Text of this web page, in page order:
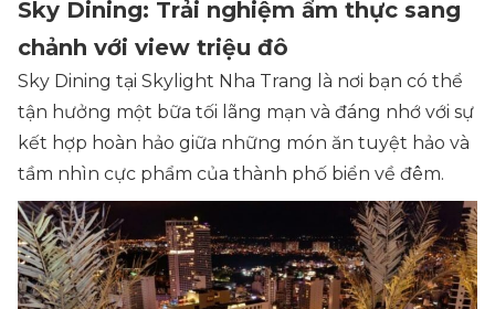
Sky Dining: Trải nghiệm ẩm thực sang
chảnh với view triệu đô
Sky Dining tại Skylight Nha Trang là nơi bạn có thể
tận hưởng một bữa tối lãng mạn và đáng nhớ với sự
kết hợp hoàn hảo giữa những món ăn tuyệt hảo và
tầm nhìn cực phẩm của thành phố biển về đêm.